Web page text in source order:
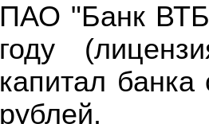
ПАО "Банк
году
капитал
рублей.